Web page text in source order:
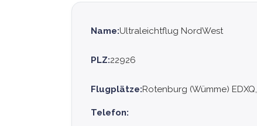
Name:Ultraleichtflug NordWest
PLZ:22926
Flugplätze:Rotenburg (Wümme) EDXQ,
Telefon: